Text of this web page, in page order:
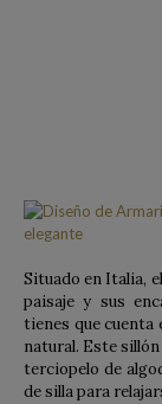
Situado en Italia,
paisaje y sus
tienes que cuenta
natural. Este
terciopelo de
de silla para